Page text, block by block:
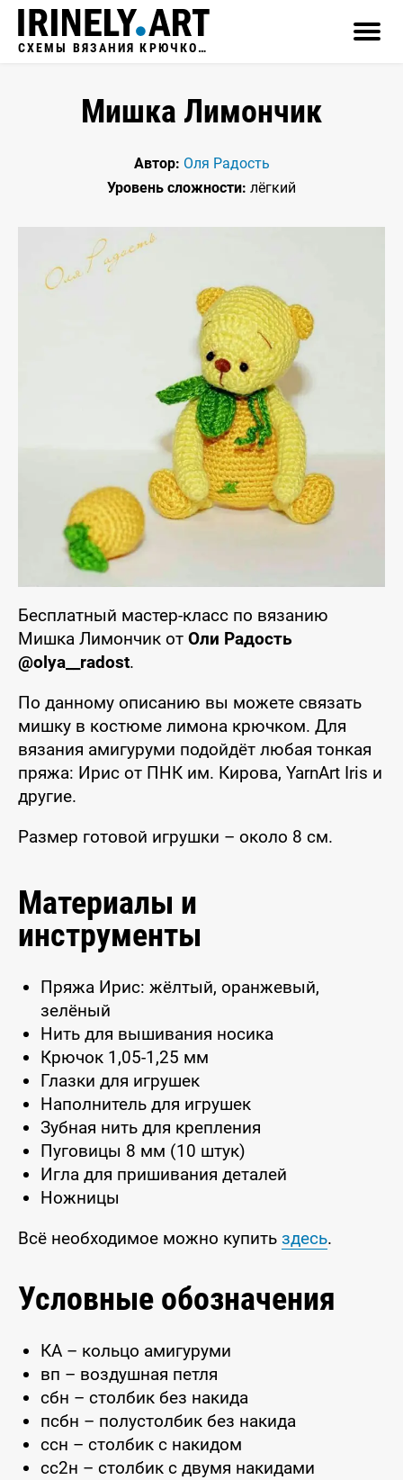
СХЕМЫ ВЯЗАНИЯ КРЮЧКОМ
Мишка Лимончик
Автор: Оля Радость
Уровень сложности: лёгкий
Бесплатный мастер-класс по вязанию
Мишка Лимончик от Оли Радость
@olya__radost.
По данному описанию вы можете связать
мишку в костюме лимона крючком. Для
вязания амигуруми подойдёт любая тонкая
пряжа: Ирис от ПНК им. Кирова, YarnArt Iris и
другие.
Размер готовой игрушки – около 8 см.
Материалы и
инструменты
Пряжа Ирис: жёлтый, оранжевый,
зелёный
Нить для вышивания носика
Крючок 1,05-1,25 мм
Глазки для игрушек
Наполнитель для игрушек
Зубная нить для крепления
Пуговицы 8 мм (10 штук)
Игла для пришивания деталей
Ножницы
Всё необходимое можно купить здесь.
Условные обозначения
КА – кольцо амигуруми
вп – воздушная петля
сбн – столбик без накида
псбн – полустолбик без накида
ссн – столбик с накидом
сс2н – столбик с двумя накидами